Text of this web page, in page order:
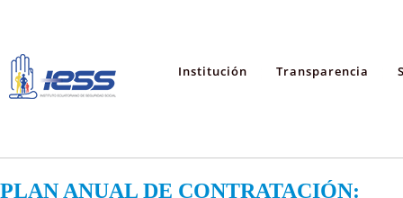
Institución Transparencia
PLAN ANUAL DE CONTRATACIÓN: